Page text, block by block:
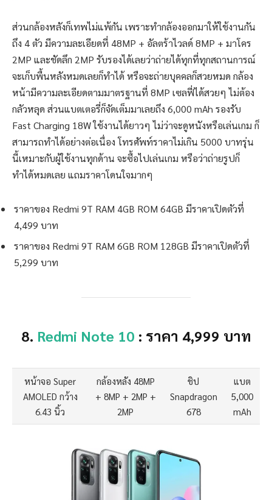
ส่วนกล้องหลังก็เทพไม่แพ้กัน เพราะทำกล้องออกมาให้ใช้งานกัน
ถึง 4 ตัว มีความละเอียดที่ 48MP + อัลตร้าไวลด์ 8MP + มาโคร
2MP และชัดลึก 2MP รับรองได้เลยว่าถ่ายได้ทุกที่ทุกสถานการณ์
จะเก็บพื้นหลังหมดเลยก็ทำได้ หรือจะถ่ายบุคคลก็สวยหมด กล้อง
หน้ามีความละเอียดตามมาตรฐานที่ 8MP เซลฟี่ได้สวยๆ ไม่ต้อง
กลัวหลุด ส่วนแบตเตอรี่ก็จัดเต็มมาเลยถึง 6,000 mAh รองรับ
Fast Charging 18W ใช้งานได้ยาวๆ ไม่ว่าจะดูหนังหรือเล่นเกม ก็
สามารถทำได้อย่างต่อเนื่อง โทรศัพท์ราคาไม่เกิน 5000 บาทรุ่น
นี้เหมาะกับผู้ใช้งานทุกด้าน จะซื้อไปเล่นเกม หรือว่าถ่ายรูปก็
ทำได้หมดเลย แถมราคาโดนใจมากๆ
ราคาของ Redmi 9T RAM 4GB ROM 64GB มีราคาเปิดตัวที่
4,499 บาท
ราคาของ Redmi 9T RAM 6GB ROM 128GB มีราคาเปิดตัวที่
5,299 บาท
8. Redmi Note 10 : ราคา 4,999 บาท
หน้าจอ Super
AMOLED กว้าง
6.43 นิ้ว
กล้องหลัง 48MP
+ 8MP + 2MP +
2MP
ชิป
Snapdragon
678
แบต
5,000
mAh